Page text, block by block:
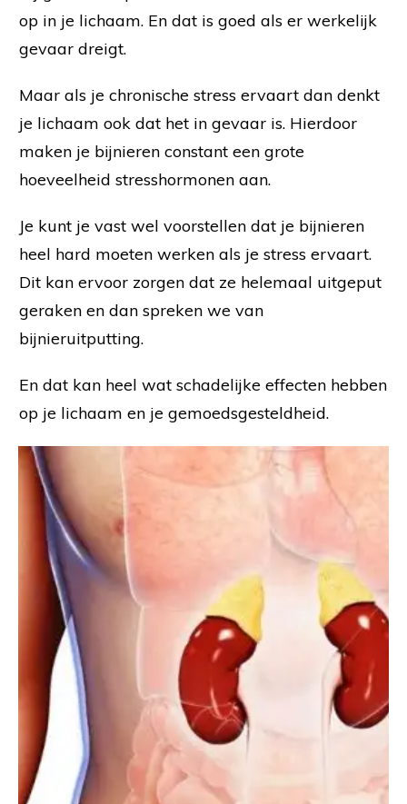
op in je lichaam. En dat is goed als er werkelijk
gevaar dreigt.
Maar als je chronische stress ervaart dan denkt
je lichaam ook dat het in gevaar is. Hierdoor
maken je bijnieren constant een grote
hoeveelheid stresshormonen aan.
Je kunt je vast wel voorstellen dat je bijnieren
heel hard moeten werken als je stress ervaart.
Dit kan ervoor zorgen dat ze helemaal uitgeput
geraken en dan spreken we van
bijnieruitputting.
En dat kan heel wat schadelijke effecten hebben
op je lichaam en je gemoedsgesteldheid.